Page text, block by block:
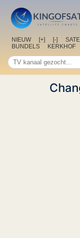
NIEUW [+] [-]
BUNDELS
KERKHOF